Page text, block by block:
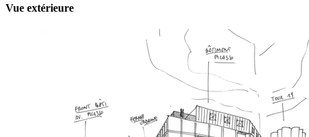
Vue extérieure